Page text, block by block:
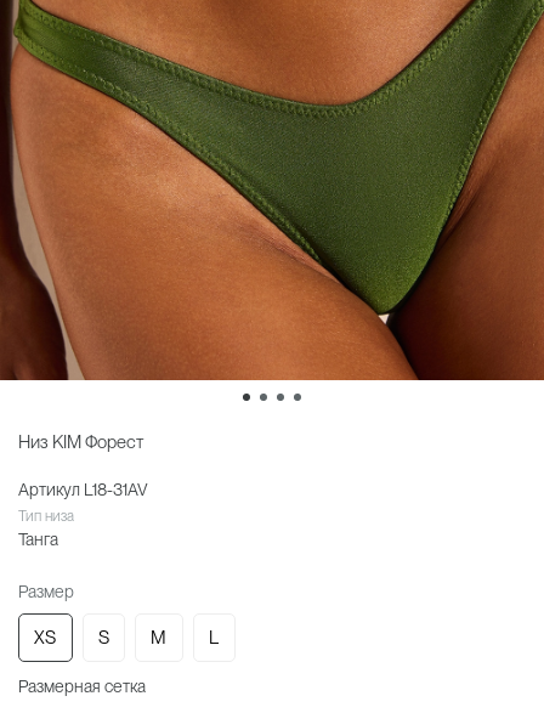
Низ KIM Форест
Тип низа
Танга
Размер
XS S M L
Размерная сетка
Артикул L18-31AV